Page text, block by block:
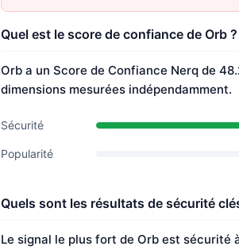
Quel est le score de confiance de Orb ?
Orb a un Score de Confiance Nerq de
dimensions mesurées indépendamment.
Sécurité
Popularité
Quels sont les résultats de sécurité
Le signal le plus fort de Orb est